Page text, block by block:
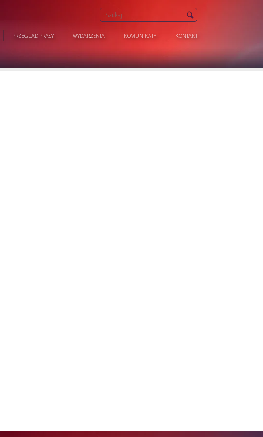
PRZEGLĄD PRASY WYDARZENIA KOMUNIKATY KONTAKT